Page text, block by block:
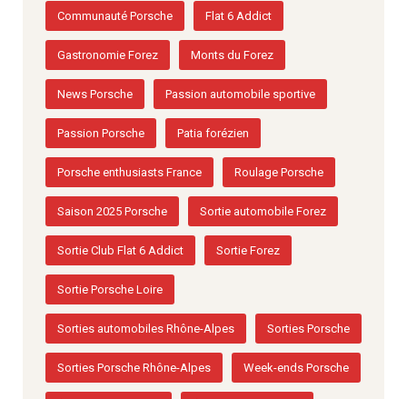
Communauté Porsche Flat 6 Addict
Gastronomie Forez Monts du Forez
News Porsche Passion automobile sportive
Passion Porsche Patia forézien
Porsche enthusiasts France Roulage Porsche
Saison 2025 Porsche Sortie automobile Forez
Sortie Club Flat 6 Addict Sortie Forez
Sortie Porsche Loire
Sorties automobiles Rhône-Alpes Sorties Porsche
Sorties Porsche Rhône-Alpes Week-ends Porsche